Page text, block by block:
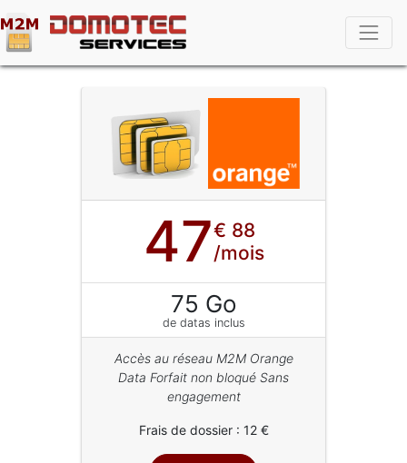
47€ 88
/mois
75 Go
de datas inclus
Accès au réseau M2M Orange
Data Forfait non bloqué Sans
engagement
Frais de dossier : 12 €